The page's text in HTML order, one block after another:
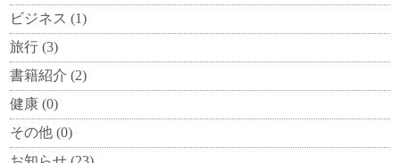
ビジネス (1)
旅行 (3)
書籍紹介 (2)
健康 (0)
その他 (0)